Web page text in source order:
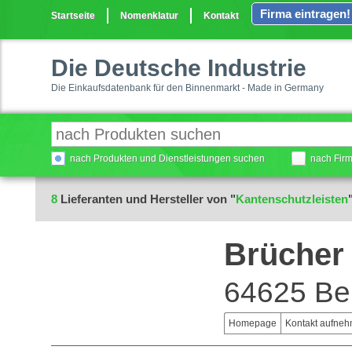
Startseite Nomenklatur Kontakt Firma eintragen!
Die Deutsche Industrie
Die Einkaufsdatenbank für den Binnenmarkt - Made in Germany
nach Produkten und Dienstleistungen suchen nach
8 Lieferanten und Hersteller von "Kantenschutzleisten
Brücher
64625
Homepage Kontakt